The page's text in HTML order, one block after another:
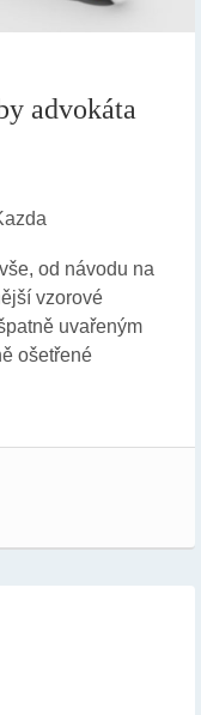
advokáta
od návodu na
vzorové
uvařeným
ošetřené